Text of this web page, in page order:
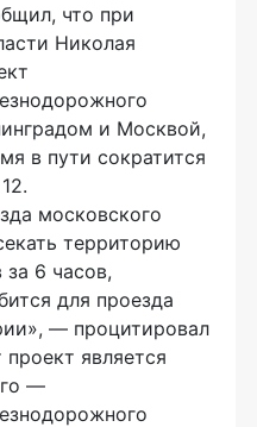
что при
Николая
и Москвой,
в пути сократится
московского
территорию
за 6 часов,
для проезда
— процитировал
является
—